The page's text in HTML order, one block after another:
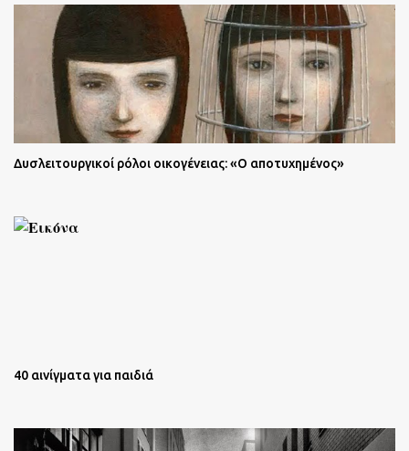
Δυσλειτουργικοί ρόλοι οικογένειας: «Ο αποτυχημένος»
40 αινίγματα για παιδιά